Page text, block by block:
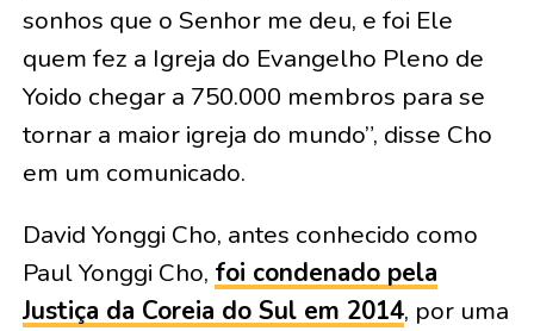
sonhos que o Senhor me deu, e foi Ele
quem fez a Igreja do Evangelho Pleno de
Yoido chegar a 750.000 membros para se
tornar a maior igreja do mundo”, disse Cho
em um comunicado.
David Yonggi Cho, antes conhecido como
Paul Yonggi Cho, foi condenado pela
Justiça da Coreia do Sul em 2014, por uma